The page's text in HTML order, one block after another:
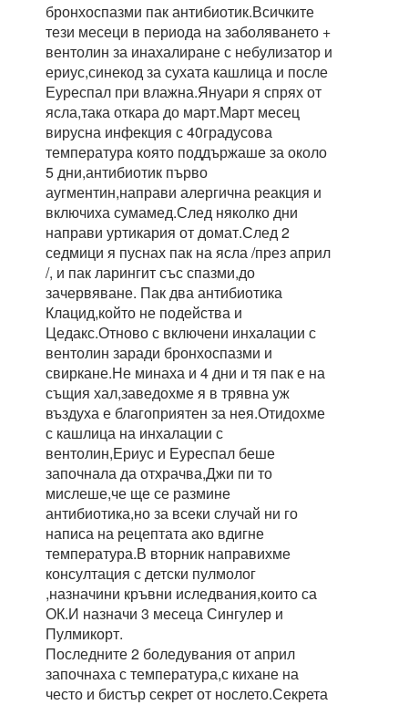
бронхоспазми пак антибиотик.Всичките
тези месеци в периода на заболяването +
вентолин за инахалиране с небулизатор и
ериус,синекод за сухата кашлица и после
Еуреспал при влажна.Януари я спрях от
ясла,така откара до март.Март месец
вирусна инфекция с 40градусова
температура която поддържаше за около
5 дни,антибиотик първо
аугментин,направи алергична реакция и
включиха сумамед.След няколко дни
направи уртикария от домат.След 2
седмици я пуснах пак на ясла /през април
/, и пак ларингит със спазми,до
зачервяване. Пак два антибиотика
Клацид,който не подейства и
Цедакс.Отново с включени инхалации с
вентолин заради бронхоспазми и
свиркане.Не минаха и 4 дни и тя пак е на
същия хал,заведохме я в трявна уж
въздуха е благоприятен за нея.Отидохме
с кашлица на инхалации с
вентолин,Ериус и Еуреспал беше
започнала да отхрачва,Джи пи то
мислеше,че ще се размине
антибиотика,но за всеки случай ни го
написа на рецептата ако вдигне
температура.В вторник направихме
консултация с детски пулмолог
,назначини кръвни иследвания,които са
ОК.И назначи 3 месеца Сингулер и
Пулмикорт.
Последните 2 боледувания от април
започнаха с температура,с кихане на
често и бистър секрет от нослето.Секрета